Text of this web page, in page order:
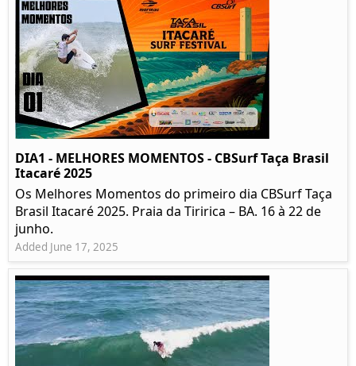
DIA1 - MELHORES MOMENTOS - CBSurf Taça Brasil
Itacaré 2025
Os Melhores Momentos do primeiro dia CBSurf Taça
Brasil Itacaré 2025. Praia da Tiririca – BA. 16 à 22 de
junho.
Added June 17, 2025